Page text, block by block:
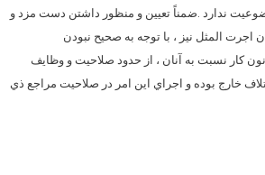
ندارد .ضمناً تعيين و منظور داشتن دست مزد و
اجرت المثل نيز ، با توجه به صحيح نبودن
كار نسبت به آنان ، از حدود صلاحيت و وظايف
خارج بوده و اجراي اين امر در صلاحيت مراجع ذي